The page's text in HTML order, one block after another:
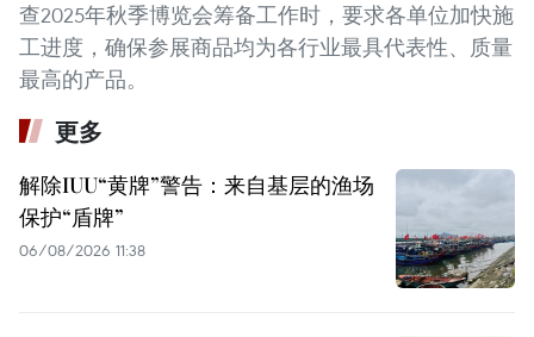
查2025年秋季博览会筹备工作时，要求各单位加快施
工进度，确保参展商品均为各行业最具代表性、质量
最高的产品。
更多
解除IUU“黄牌”警告：来自基层的渔场
保护“盾牌”
06/08/2026 11:38